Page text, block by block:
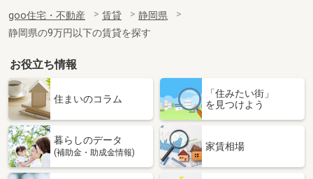
専有面積
40.46m²
間取り
1LDK
静岡県掛川市下垂木
価 格
5.50万円
静岡県掛川市下垂木
専有面積 33.18m²
間取り
静岡県磐田市見付
goo住宅・不動産 賃貸
静岡県
静岡県の9万円以下の賃貸を探す
お役立ち情報
住まいのコラム
「住みたい街」
を見つけよう
暮らしのデータ
(補助金・助成金情報)
家賃相場